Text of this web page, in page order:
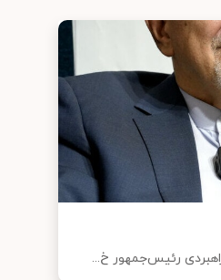
رئیس‌جمهور خ...